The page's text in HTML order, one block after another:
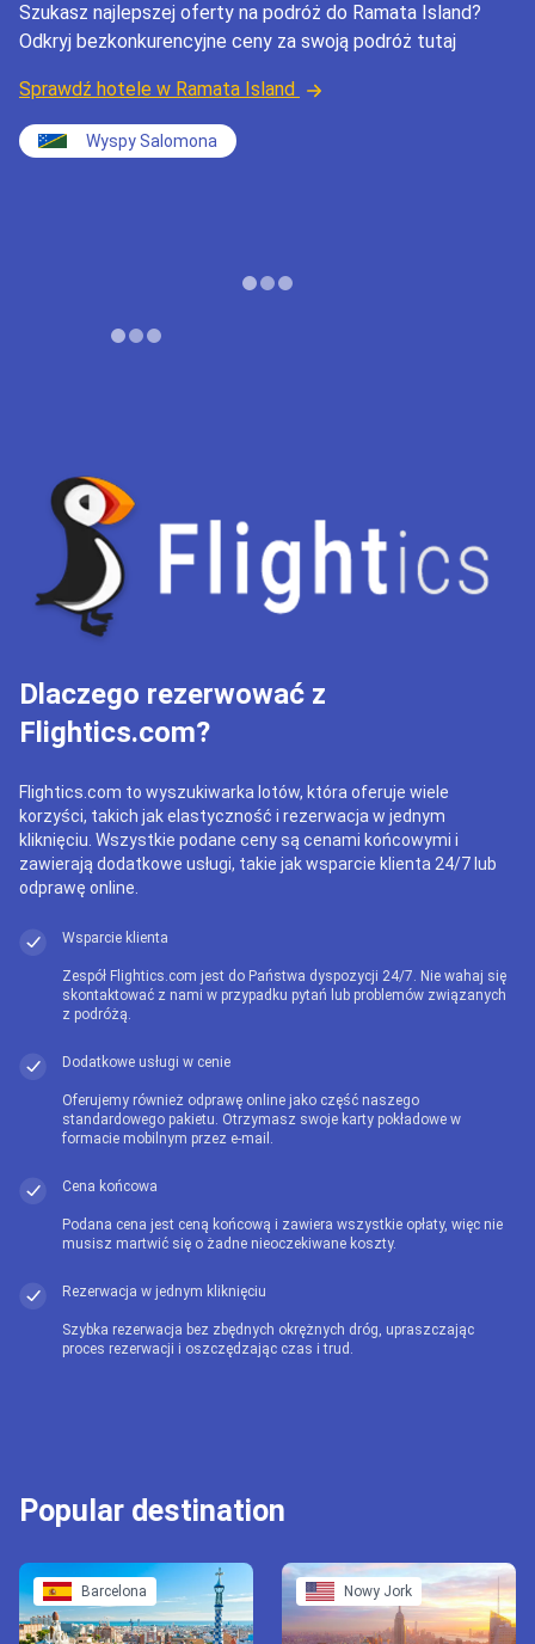
Szukasz najlepszej oferty na podróż do Ramata Island?
Odkryj bezkonkurencyjne ceny za swoją podróż tutaj
Sprawdź hotele w Ramata Island
Wyspy Salomona
Dlaczego rezerwować z
Flightics.com?
Flightics.com to wyszukiwarka lotów, która oferuje wiele
korzyści, takich jak elastyczność i rezerwacja w jednym
kliknięciu. Wszystkie podane ceny są cenami końcowymi i
zawierają dodatkowe usługi, takie jak wsparcie klienta 24/7 lub
odprawę online.
Wsparcie klienta
Zespół Flightics.com jest do Państwa dyspozycji 24/7. Nie wahaj się
skontaktować z nami w przypadku pytań lub problemów związanych
z podróżą.
Dodatkowe usługi w cenie
Oferujemy również odprawę online jako część naszego
standardowego pakietu. Otrzymasz swoje karty pokładowe w
formacie mobilnym przez e-mail.
Cena końcowa
Podana cena jest ceną końcową i zawiera wszystkie opłaty, więc nie
musisz martwić się o żadne nieoczekiwane koszty.
Rezerwacja w jednym kliknięciu
Szybka rezerwacja bez zbędnych okrężnych dróg, upraszczając
proces rezerwacji i oszczędzając czas i trud.
Popular destination
Barcelona Nowy Jork